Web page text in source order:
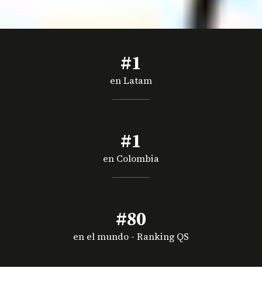
#1
en Latam
#1
en Colombia
#80
en el mundo - Ranking QS